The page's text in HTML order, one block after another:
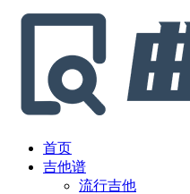
首页
吉他谱
流行吉他